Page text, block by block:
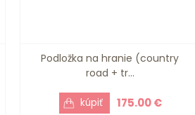
Podložka na hranie (country
road + tr...
175.00 €